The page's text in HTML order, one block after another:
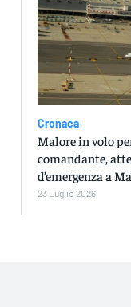
Cronaca
Malore in volo
comandante,
d’emergenza a
23 Luglio 2026